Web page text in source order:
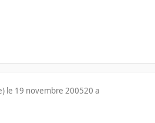
le 19 novembre 200520 a